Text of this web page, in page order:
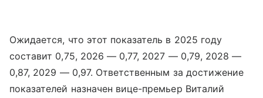
Ожидается, что этот показатель в 2025 году
составит 0,75, 2026 — 0,77, 2027 — 0,79, 2028 —
0,87, 2029 — 0,97. Ответственным за достижение
показателей назначен вице-премьер Виталий